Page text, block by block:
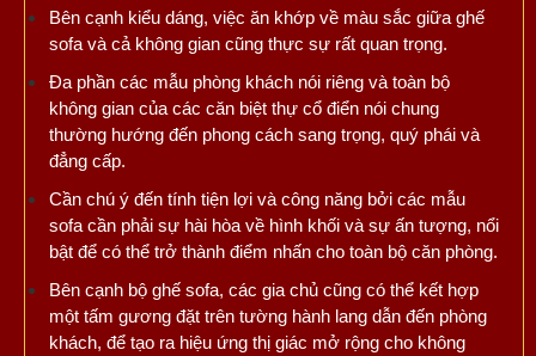
Bên cạnh kiểu dáng, việc ăn khớp về màu sắc giữa ghế
sofa và cả không gian cũng thực sự rất quan trọng.
Đa phần các mẫu phòng khách nói riêng và toàn bộ
không gian của các căn biệt thự cổ điển nói chung
thường hướng đến phong cách sang trọng, quý phái và
đẳng cấp.
Cần chú ý đến tính tiện lợi và công năng bởi các mẫu
sofa cần phải sự hài hòa về hình khối và sự ấn tượng, nổi
bật để có thể trở thành điểm nhấn cho toàn bộ căn phòng.
Bên cạnh bộ ghế sofa, các gia chủ cũng có thể kết hợp
một tấm gương đặt trên tường hành lang dẫn đến phòng
khách, để tạo ra hiệu ứng thị giác mở rộng cho không